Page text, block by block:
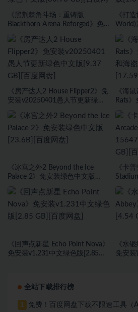
《黑荆棘角斗场：重铸版
Blackthorn Arena Reforged》免
文版[30.98 GB][百度网盘]
《打
World)
盘]
《房产达人2 House Flipper2》免
安装v20250401愚人节更新绿色
《海
Rats
GB][百
《冰宫之外2 Beyond the Ice
Palace 2》免安装绿色中文版
《卡
《回声点新星 Echo Point Nova》
免安装v1.231中文绿色版[2.85
《水
免安装
全站下载排行榜
1 免费！百度网盘下载不限速工具（